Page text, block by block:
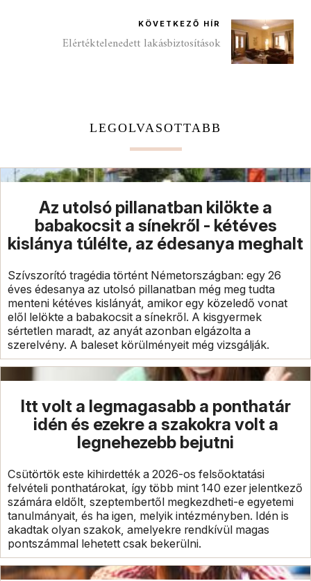
KÖVETKEZŐ HÍR
Elértéktelenedett lakásbiztosítások
LEGOLVASOTTABB
Az utolsó pillanatban kilökte a
babakocsit a sínekről - kétéves
kislánya túlélte, az édesanya meghalt
Szívszorító tragédia történt Németországban: egy 26
éves édesanya az utolsó pillanatban még meg tudta
menteni kétéves kislányát, amikor egy közeledő vonat
elől lelökte a babakocsit a sínekről. A kisgyermek
sértetlen maradt, az anyát azonban elgázolta a
szerelvény. A baleset körülményeit még vizsgálják.
Itt volt a legmagasabb a ponthatár
idén és ezekre a szakokra volt a
legnehezebb bejutni
Csütörtök este kihirdették a 2026-os felsőoktatási
felvételi ponthatárokat, így több mint 140 ezer jelentkező
számára eldőlt, szeptembertől megkezdheti-e egyetemi
tanulmányait, és ha igen, melyik intézményben. Idén is
akadtak olyan szakok, amelyekre rendkívül magas
pontszámmal lehetett csak bekerülni.